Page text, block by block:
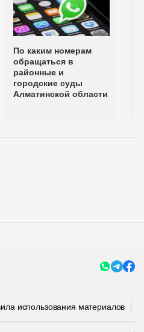
По каким номерам
обращаться в
районные и
городские суды
Алматинской области
использования материалов